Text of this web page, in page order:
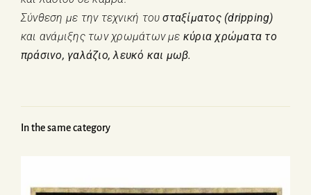
Σύνθεση με την τεχνική τουσταξίματος (dripping)
και ανάμιξης των χρωμάτων με κύρια χρώματα το
πράσινο, γαλάζιο, λευκό και μωβ.
In the same category